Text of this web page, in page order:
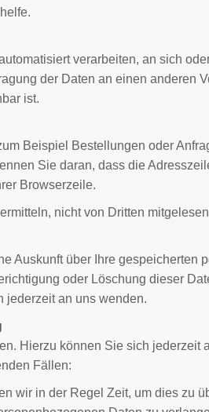
verarbeiten, an sich
der Daten an einen anderen
ist.
Beispiel Bestellungen oder
Sie daran, dass die
Browserzeile.
nicht von Dritten
Auskunft über Ihre gespeicherten
oder Löschung dieser
jederzeit an uns wenden.
Hierzu können Sie sich jederzeit
Fällen:
wir in der Regel Zeit, um dies zu